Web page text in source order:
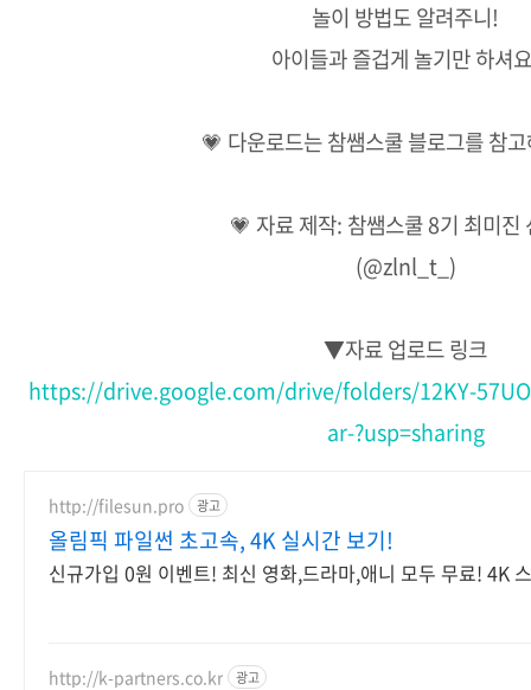
놀이 방법도 알려주니!
아이들과 즐겁게 놀기만 하셔
💗 다운로드는 참쌤스쿨 블로그를 참
💗 자료 제작: 참쌤스쿨 8기 최미진
(@zlnl_t_)
▼자료 업로드 링크
https://drive.google.com/drive/folders/12KY-
ar-?usp=sharing
http://filesun.pro 광고
올림픽 파일썬 초고속, 4K 실시간 보기!
신규가입 0원 이벤트! 최신 영화,드라마,애니 모두 무료! 4K
http://k-partners.co.kr 광고